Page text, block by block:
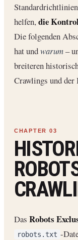
helfen,die
Die folgenden
hat undwarum–
breiteren
Crawlings und der
Das Robots
robots.txt -